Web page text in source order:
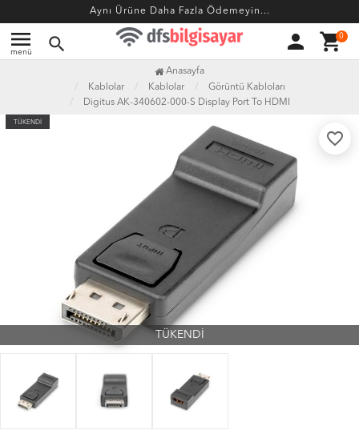
Aynı Ürüne Daha Fazla Ödemeyin...
menu
menü search person shopping_cart0
Anasayfa
Kablolar
Kablolar
Görüntü Kabloları
Digitus AK-340602-000-S Display Port To HDMI
TÜKENDİ
favorite_border
TÜKENDİ